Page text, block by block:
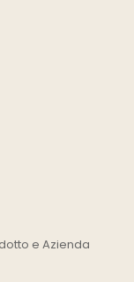
e Azienda